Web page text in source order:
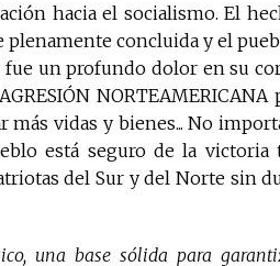
hacia el socialismo. El
plenamente concluida y el
un profundo dolor en su
NORTEAMERICANA
vidas y bienes... No
está seguro de la victoria
del Sur y del Norte sin
una base sólida para